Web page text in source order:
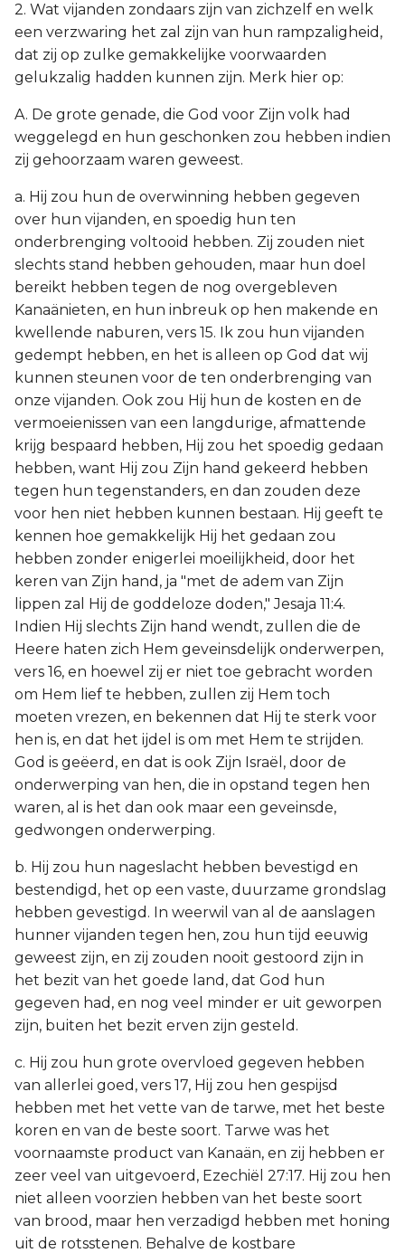
2. Wat vijanden zondaars zijn van zichzelf en welk
een verzwaring het zal zijn van hun rampzaligheid,
dat zij op zulke gemakkelijke voorwaarden
gelukzalig hadden kunnen zijn. Merk hier op:
A. De grote genade, die God voor Zijn volk had
weggelegd en hun geschonken zou hebben indien
zij gehoorzaam waren geweest.
a. Hij zou hun de overwinning hebben gegeven
over hun vijanden, en spoedig hun ten
onderbrenging voltooid hebben. Zij zouden niet
slechts stand hebben gehouden, maar hun doel
bereikt hebben tegen de nog overgebleven
Kanaänieten, en hun inbreuk op hen makende en
kwellende naburen, vers 15. Ik zou hun vijanden
gedempt hebben, en het is alleen op God dat wij
kunnen steunen voor de ten onderbrenging van
onze vijanden. Ook zou Hij hun de kosten en de
vermoeienissen van een langdurige, afmattende
krijg bespaard hebben, Hij zou het spoedig gedaan
hebben, want Hij zou Zijn hand gekeerd hebben
tegen hun tegenstanders, en dan zouden deze
voor hen niet hebben kunnen bestaan. Hij geeft te
kennen hoe gemakkelijk Hij het gedaan zou
hebben zonder enigerlei moeilijkheid, door het
keren van Zijn hand, ja "met de adem van Zijn
lippen zal Hij de goddeloze doden," Jesaja 11:4.
Indien Hij slechts Zijn hand wendt, zullen die de
Heere haten zich Hem geveinsdelijk onderwerpen,
vers 16, en hoewel zij er niet toe gebracht worden
om Hem lief te hebben, zullen zij Hem toch
moeten vrezen, en bekennen dat Hij te sterk voor
hen is, en dat het ijdel is om met Hem te strijden.
God is geëerd, en dat is ook Zijn Israël, door de
onderwerping van hen, die in opstand tegen hen
waren, al is het dan ook maar een geveinsde,
gedwongen onderwerping.
b. Hij zou hun nageslacht hebben bevestigd en
bestendigd, het op een vaste, duurzame grondslag
hebben gevestigd. In weerwil van al de aanslagen
hunner vijanden tegen hen, zou hun tijd eeuwig
geweest zijn, en zij zouden nooit gestoord zijn in
het bezit van het goede land, dat God hun
gegeven had, en nog veel minder er uit geworpen
zijn, buiten het bezit erven zijn gesteld.
c. Hij zou hun grote overvloed gegeven hebben
van allerlei goed, vers 17, Hij zou hen gespijsd
hebben met het vette van de tarwe, met het beste
koren en van de beste soort. Tarwe was het
voornaamste product van Kanaän, en zij hebben er
zeer veel van uitgevoerd, Ezechiël 27:17. Hij zou hen
niet alleen voorzien hebben van het beste soort
van brood, maar hen verzadigd hebben met honing
uit de rotsstenen. Behalve de kostbare